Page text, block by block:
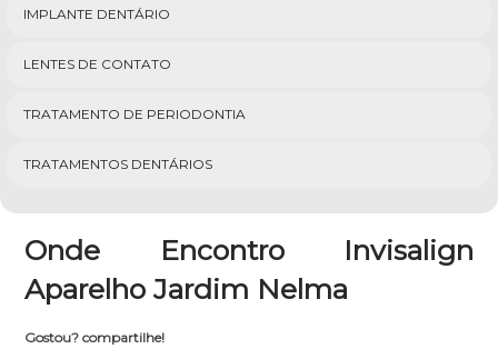
IMPLANTE DENTÁRIO
LENTES DE CONTATO
TRATAMENTO DE PERIODONTIA
TRATAMENTOS DENTÁRIOS
Onde Encontro Invisalign
Aparelho Jardim Nelma
Gostou? compartilhe!